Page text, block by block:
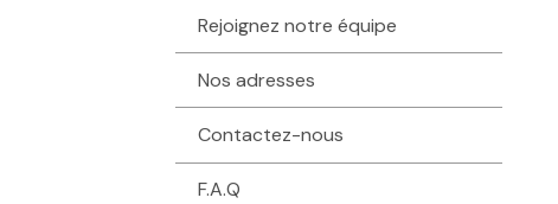
Rejoignez notre équipe
Nos adresses
Contactez-nous
F.A.Q